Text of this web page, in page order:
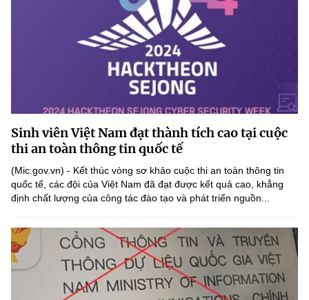
Sinh viên Việt Nam đạt thành tích cao tại cuộc
thi an toàn thông tin quốc tế
(Mic.gov.vn) - Kết thúc vòng sơ khảo cuộc thi an toàn thông tin
quốc tế, các đội của Việt Nam đã đạt được kết quả cao, khẳng
định chất lượng của công tác đào tạo và phát triển nguồn...